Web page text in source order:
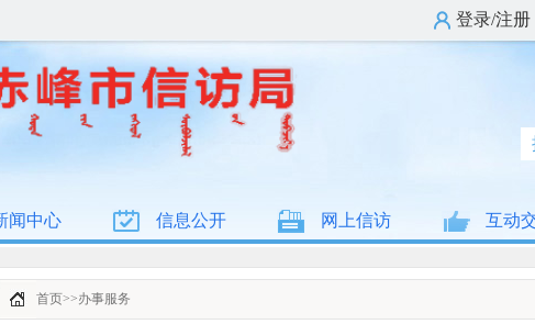
登录/注册
闻中心 信息公开 网上信访 互动
首页>>办事服务